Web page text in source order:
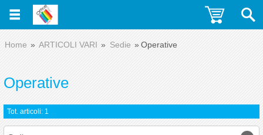
Home ARTICOLI VARI Sedie Operative
Operative
Tot. articoli: 1